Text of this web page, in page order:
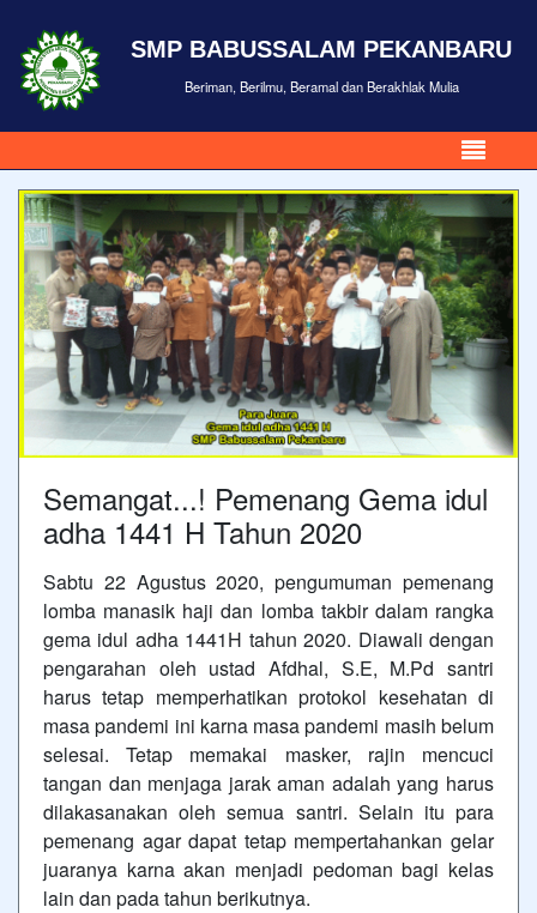
SMP BABUSSALAM PEKANBARU
Beriman, Berilmu, Beramal dan Berakhlak Mulia
Semangat...! Pemenang Gema idul
adha 1441 H Tahun 2020
Sabtu 22 Agustus 2020, pengumuman pemenang
lomba manasik haji dan lomba takbir dalam rangka
gema idul adha 1441H tahun 2020. Diawali dengan
pengarahan oleh ustad Afdhal, S.E, M.Pd santri
harus tetap memperhatikan protokol kesehatan di
masa pandemi ini karna masa pandemi masih belum
selesai. Tetap memakai masker, rajin mencuci
tangan dan menjaga jarak aman adalah yang harus
dilakasanakan oleh semua santri. Selain itu para
pemenang agar dapat tetap mempertahankan gelar
juaranya karna akan menjadi pedoman bagi kelas
lain dan pada tahun berikutnya.